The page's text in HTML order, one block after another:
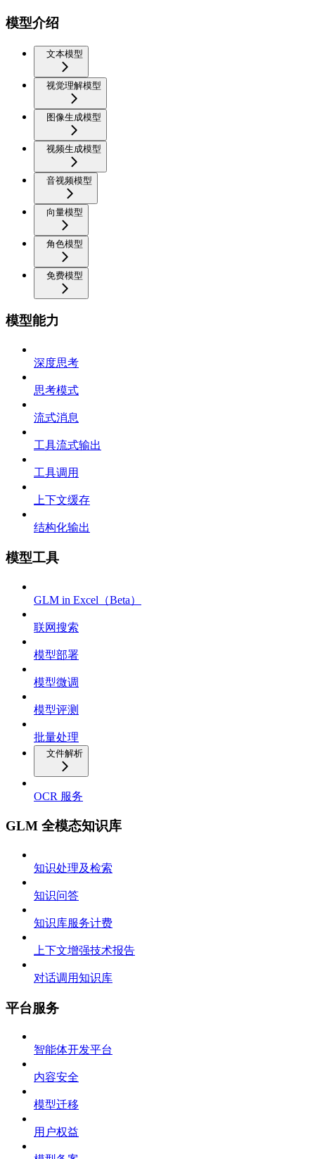
模型介绍
文本模型
视觉理解模型
图像生成模型
视频生成模型
音视频模型
向量模型
角色模型
免费模型
模型能力
深度思考
思考模式
流式消息
工具流式输出
工具调用
上下文缓存
结构化输出
模型工具
GLM in Excel（Beta）
联网搜索
模型部署
模型微调
模型评测
批量处理
文件解析
OCR 服务
GLM 全模态知识库
知识处理及检索
知识问答
知识库服务计费
上下文增强技术报告
对话调用知识库
平台服务
智能体开发平台
内容安全
模型迁移
用户权益